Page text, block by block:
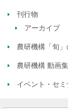
刊行物
アーカイブ
農研機構「旬」
農研機構 動画集
イベント・セミ